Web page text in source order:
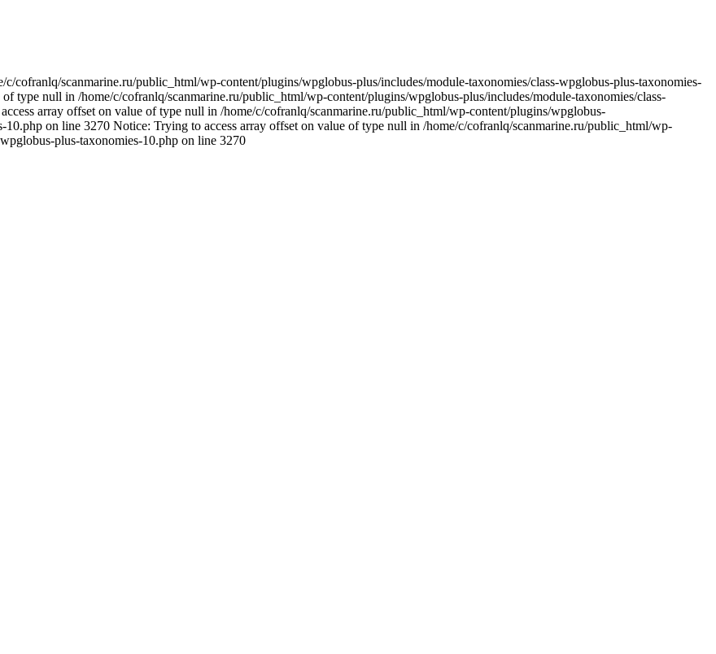
cofranlq/scanmarine.ru/public_html/wp-content/plugins/wpglobus-plus/includes/module-taxonomies/class-wpglobus-plus-taxonomies-
type null in /home/c/cofranlq/scanmarine.ru/public_html/wp-content/plugins/wpglobus-plus/includes/module-taxonomies/class-
array offset on value of type null in /home/c/cofranlq/scanmarine.ru/public_html/wp-content/plugins/wpglobus-
on line 3270 Notice: Trying to access array offset on value of type null in /home/c/cofranlq/scanmarine.ru/public_html/wp-
plus-taxonomies-10.php on line 3270